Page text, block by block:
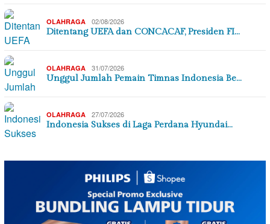
OLAHRAGA 02/08/2026
Ditentang UEFA dan CONCACAF, Presiden FI…
OLAHRAGA 31/07/2026
Unggul Jumlah Pemain Timnas Indonesia Be…
OLAHRAGA 27/07/2026
Indonesia Sukses di Laga Perdana Hyundai…